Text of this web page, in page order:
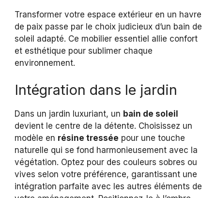
Transformer votre espace extérieur en un havre
de paix passe par le choix judicieux d’un bain de
soleil adapté. Ce mobilier essentiel allie confort
et esthétique pour sublimer chaque
environnement.
Intégration dans le jardin
Dans un jardin luxuriant, un bain de soleil
devient le centre de la détente. Choisissez un
modèle en résine tressée pour une touche
naturelle qui se fond harmonieusement avec la
végétation. Optez pour des couleurs sobres ou
vives selon votre préférence, garantissant une
intégration parfaite avec les autres éléments de